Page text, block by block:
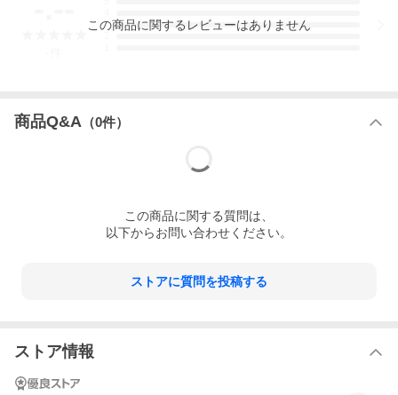
本書とじ込みページ内の二次元コードまたはURLから特典サイト
にアクセスし、記載内容に従ってシリアルナンバーを入力して本
※本サービスは予告なく終了する場合がございます。予めご了承
3
この商品に関するレビューはありません
商品Q&A （0件）
この商品に関する質問は、
以下からお問い合わせください。
ストアに質問を投稿する
ストア情報